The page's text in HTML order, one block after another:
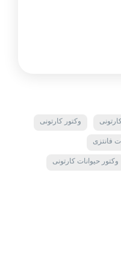
وکتور کارتونی
فانتزی
وکتور حیوانات کارتونی